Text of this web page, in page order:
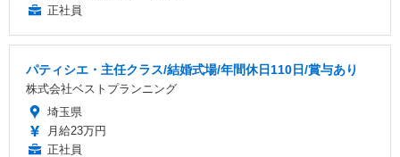
正社員
パティシエ・主任クラス/結婚式場/年間休日110日/賞与あり
株式会社ベストプランニング
埼玉県
月給23万円
正社員